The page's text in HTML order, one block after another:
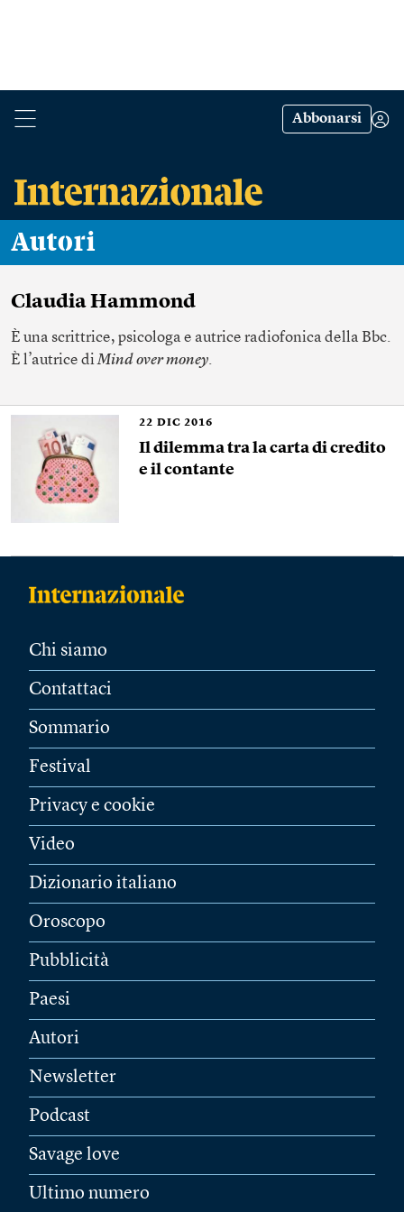
Abbonarsi
Autori
Claudia Hammond
È una scrittrice, psicologa e autrice radiofonica della Bbc.
È l’autrice diMind over money.
22 DIC 2016
Il dilemma tra la carta di credito
e il contante
Chi siamo
Contattaci
Sommario
Festival
Privacy e cookie
Video
Dizionario italiano
Oroscopo
Pubblicità
Paesi
Autori
Newsletter
Podcast
Savage love
Ultimo numero